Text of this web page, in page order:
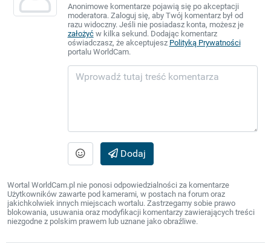
Anonimowe komentarze pojawią się po akceptacji
moderatora. Zaloguj się, aby Twój komentarz był od
razu widoczny. Jeśli nie posiadasz konta, możesz je
założyćw kilka sekund. Dodając komentarz
oświadczasz, że akceptujesz Polityką Prywatności
portalu WorldCam.
Dodaj
Wortal WorldCam.pl nie ponosi odpowiedzialności za komentarze
Użytkowników zawarte pod kamerami, w postach na forum oraz
jakichkolwiek innych miejscach wortalu. Zastrzegamy sobie prawo
blokowania, usuwania oraz modyfikacji komentarzy zawierających treści
niezgodne z polskim prawem lub uznane jako obraźliwe.